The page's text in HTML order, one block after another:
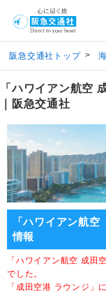
阪急交通社トップ >
「ハワイアン航空
｜阪急交通社
「ハワイアン航
情報
「ハワイアン航空 成田
でした。
「成田空港 ラウンジ」